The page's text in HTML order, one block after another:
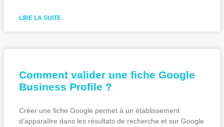
LIRE LA SUITE
Comment valider une fiche Google
Business Profile ?
Créer une fiche Google permet à un établissement
d’apparaître dans les résultats de recherche et sur Google